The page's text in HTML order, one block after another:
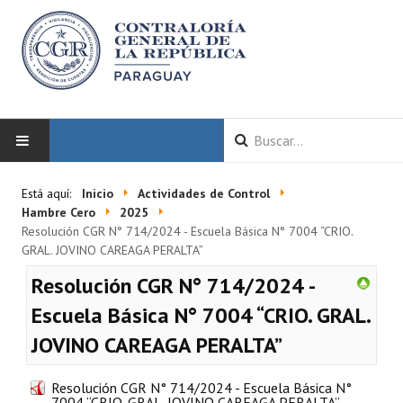
LA CGR
Misión y Visión
Marco Normativo
Organigrama
Está aquí: Inicio
Actividades de Control
Hambre Cero
2025
Resolución CGR N° 714/2024 - Escuela Básica N° 7004 “CRIO.
GRAL. JOVINO CAREAGA PERALTA”
Resolución CGR N° 714/2024 -
Escuela Básica N° 7004 “CRIO. GRAL.
JOVINO CAREAGA PERALTA”
Resolución CGR N° 714/2024 - Escuela Básica N°